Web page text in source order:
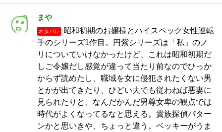
まや
ネタバレ
昭和初期のお嬢様とハイスペック女性運転
手のシリーズ1作目。円紫シリーズは「私」のノ
リについていけなかったけど、これは昭和初期だ
しご令嬢だし感覚が違って当たり前なのでひっか
からず読めたし、職域を女に侵犯されたくない男
とかが出てきたり、ひどい夫でも従わねば悪妻に
見られたりと、なんだかんだ男尊女卑の観点では
時代がよくなってるなと思える。貴族探偵パター
ンかと思いきや、ちょっと違う。ベッキーがうま